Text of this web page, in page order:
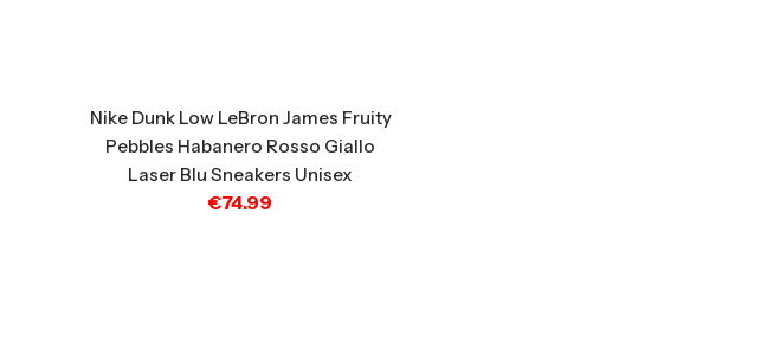
Nike Dunk Low LeBron James Fruity
Pebbles Habanero Rosso Giallo
Laser Blu Sneakers Unisex
€74.99